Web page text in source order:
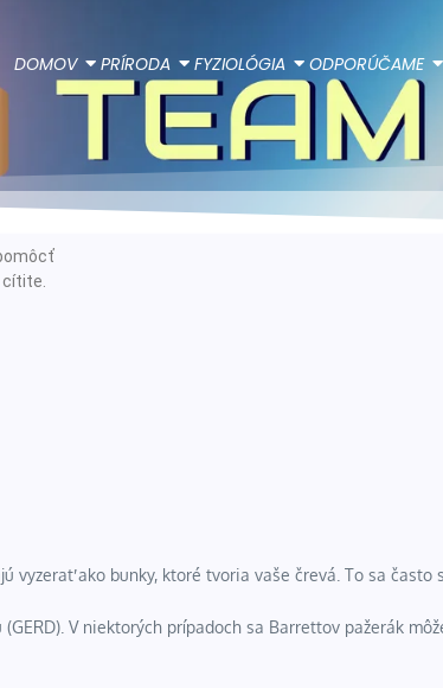
DOMOV PRÍRODA FYZIOLÓGIA ODPORÚČAME
vyzerať ako bunky, ktoré tvoria vaše črevá. To sa často
V niektorých prípadoch sa Barrettov pažerák